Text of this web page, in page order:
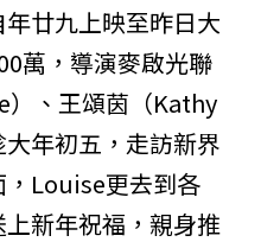
廿九上映至昨日大
萬，導演麥啟光聯
、王頌茵（Kathy
年初五，走訪新界
Louise更去到各
新年祝福，親身推